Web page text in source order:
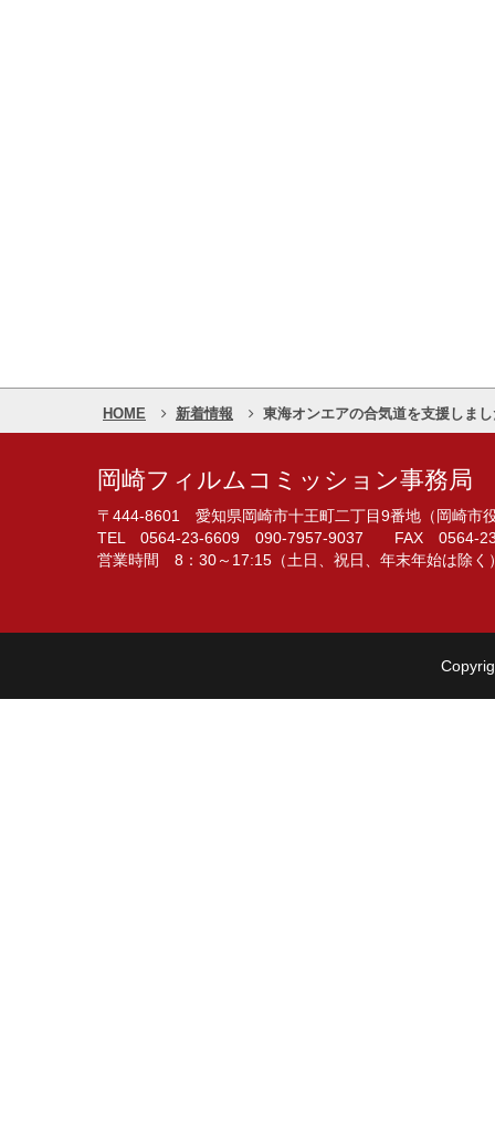
HOME 新着情報 東海オンエアの合気道を支援しま
岡崎フィルムコミッション事務局
〒444-8601 愛知県岡崎市十王町二丁目9番地（岡崎市
TEL 0564-23-6609 090-7957-9037 FAX 0564-
営業時間 8：30～17:15（土日、祝日、年末年始は除く